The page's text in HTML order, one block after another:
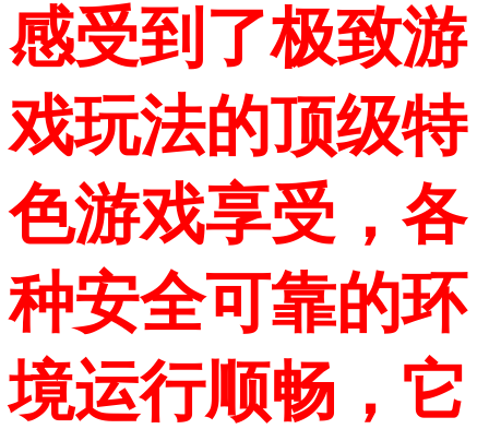
感受到了极致游
戏玩法的顶级特
色游戏享受，各
种安全可靠的环
境运行顺畅，它